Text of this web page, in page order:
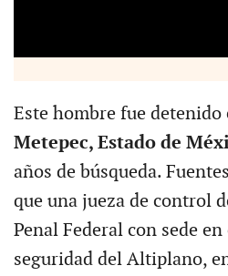
Este hombre fue detenido
Metepec, Estado de
años de búsqueda.
que una jueza de control
Penal Federal con sede
seguridad del Altiplano,